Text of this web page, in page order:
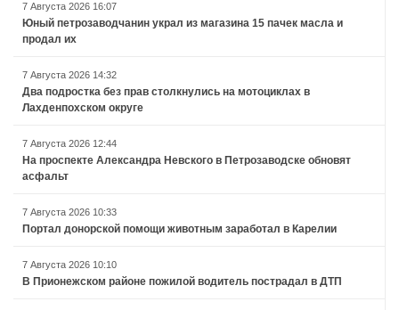
7 Августа 2026 16:07
Юный петрозаводчанин украл из магазина 15 пачек масла и
продал их
7 Августа 2026 14:32
Два подростка без прав столкнулись на мотоциклах в
Лахденпохском округе
7 Августа 2026 12:44
На проспекте Александра Невского в Петрозаводске обновят
асфальт
7 Августа 2026 10:33
Портал донорской помощи животным заработал в Карелии
7 Августа 2026 10:10
В Прионежском районе пожилой водитель пострадал в ДТП